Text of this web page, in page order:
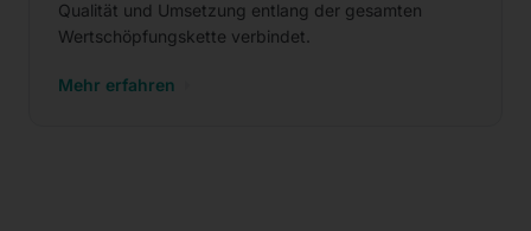
Qualität und Umsetzung entlang der gesamten
Wertschöpfungskette verbindet.
Mehr erfahren